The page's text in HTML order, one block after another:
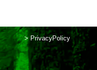
> PrivacyPolicy